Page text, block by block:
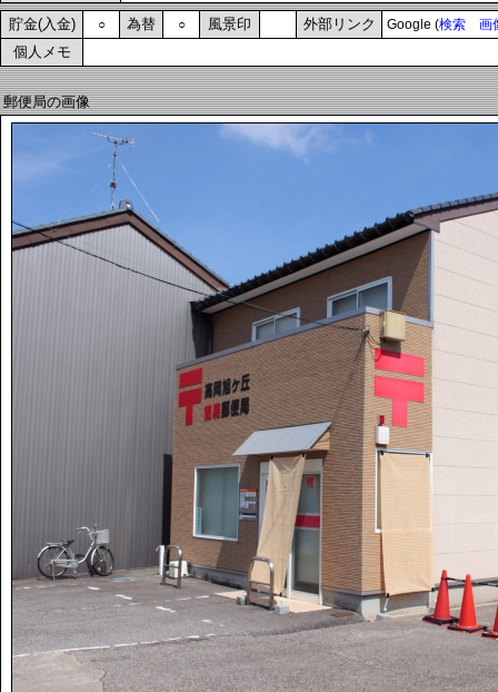
貯金(入金) ○ 為替 ○ 風景印 外部リンク Google (検索 画
個人メモ
郵便局の画像